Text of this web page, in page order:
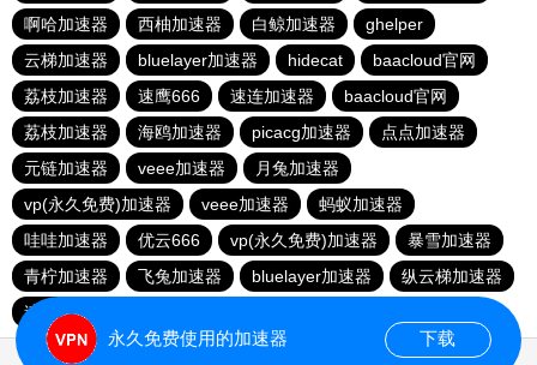
啊哈加速器
西柚加速器 白鲸加速器
ghelper
云梯加速器
bluelayer加速器 hidecat
baacloud官网
荔枝加速器
速鹰666 速连加速器
baacloud官网
荔枝加速器
海鸥加速器 picacg加速器
点点加速器
元链加速器
veee加速器
月兔加速器
vp(永久免费)加速器
veee加速器
蚂蚁加速器
哇哇加速器
优云666 vp(永久免费)加速器
暴雪加速器
青柠加速器
飞兔加速器 bluelayer加速器
纵云梯加速器
速连加速器
永久免费使用的加速器 下载